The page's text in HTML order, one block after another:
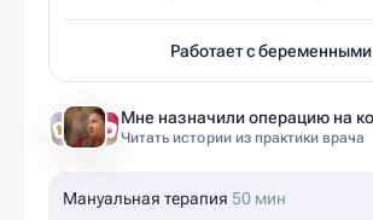
Работает с беременными
Читать истории из практики врача
Мануальная терапия 50 мин